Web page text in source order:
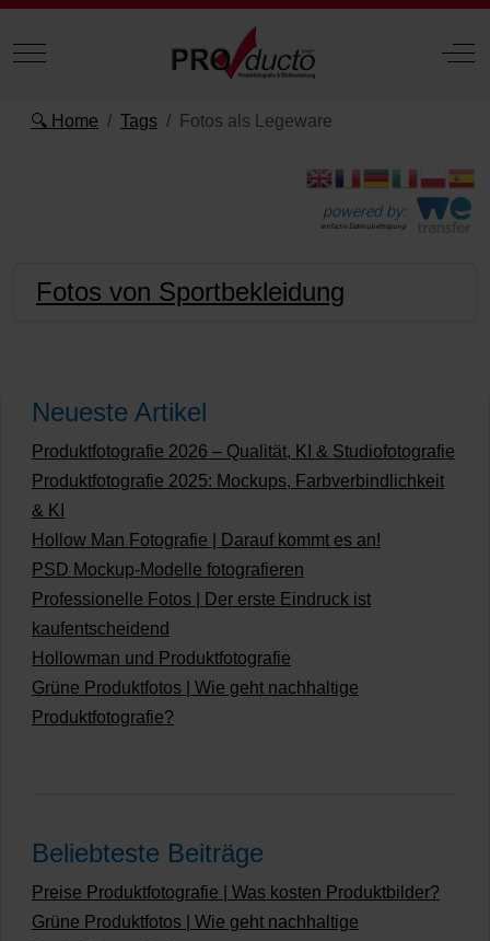
Mobile Menu Toggle Off-
🔍 Home Tags Fotos als Legeware
powered by:
einfache Datenübertragung
Fotos von Sportbekleidung
Neueste Artikel
Produktfotografie 2026 – Qualität, KI & Studiofotografie
Produktfotografie 2025: Mockups, Farbverbindlichkeit
& KI
Hollow Man Fotografie | Darauf kommt es an!
PSD Mockup-Modelle fotografieren
Professionelle Fotos | Der erste Eindruck ist
kaufentscheidend
Hollowman und Produktfotografie
Grüne Produktfotos | Wie geht nachhaltige
Produktfotografie?
Beliebteste Beiträge
Preise Produktfotografie | Was kosten Produktbilder?
Grüne Produktfotos | Wie geht nachhaltige